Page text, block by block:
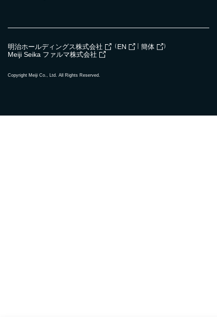
明治ホールディングス株式会社 （ EN ｜ 簡体 ）
Meiji Seika ファルマ株式会社
Copyright Meiji Co., Ltd. All Rights Reserved.